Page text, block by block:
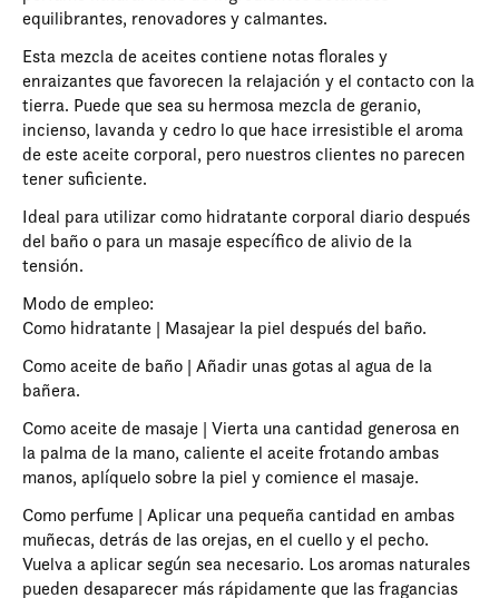
equilibrantes, renovadores y calmantes.
Esta mezcla de aceites contiene notas florales y
enraizantes que favorecen la relajación y el contacto con la
tierra. Puede que sea su hermosa mezcla de geranio,
incienso, lavanda y cedro lo que hace irresistible el aroma
de este aceite corporal, pero nuestros clientes no parecen
tener suficiente.
Ideal para utilizar como hidratante corporal diario después
del baño o para un masaje específico de alivio de la
tensión.
Modo de empleo:
Como hidratante | Masajear la piel después del baño.
Como aceite de baño | Añadir unas gotas al agua de la
bañera.
Como aceite de masaje | Vierta una cantidad generosa en
la palma de la mano, caliente el aceite frotando ambas
manos, aplíquelo sobre la piel y comience el masaje.
Como perfume | Aplicar una pequeña cantidad en ambas
muñecas, detrás de las orejas, en el cuello y el pecho.
Vuelva a aplicar según sea necesario. Los aromas naturales
pueden desaparecer más rápidamente que las fragancias